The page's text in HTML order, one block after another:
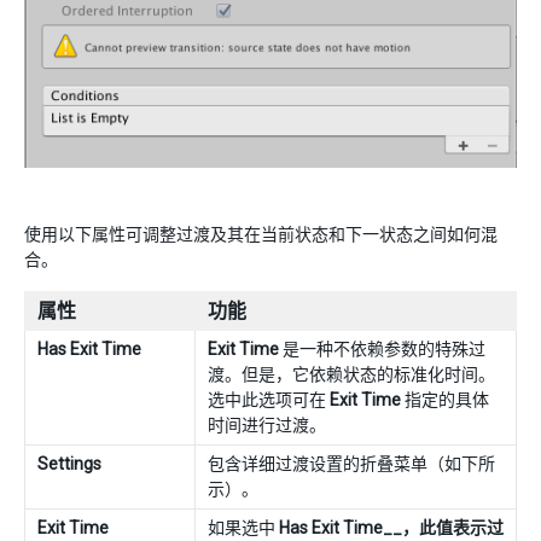
使用以下属性可调整过渡及其在当前状态和下一状态之间如何混
合。
属性 功能
Has Exit Time Exit Time是一种不依赖参数的特殊过
渡。但是，它依赖状态的标准化时间。
选中此选项可在 Exit Time指定的具体
时间进行过渡。
Settings
包含详细过渡设置的折叠菜单（如下所
示）。
Exit Time
如果选中 Has Exit Time__，此值表示过